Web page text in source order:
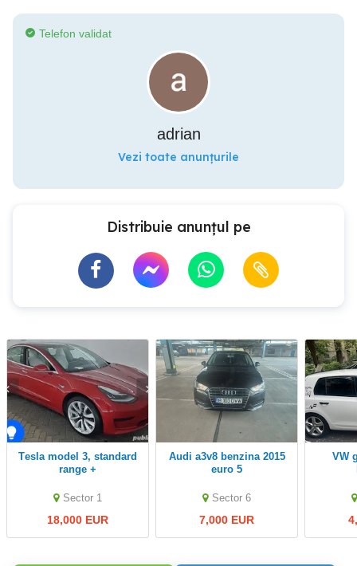
Telefon validat
adrian
Vezi toate anunțurile
Distribuie anunțul pe
Tesla model 3, standard
range +
Sector 1
18,000 EUR
Audi a3v8 benzina 2015
euro 5
Sector 6
7,000 EUR
VW golf 6 1,4 MPI